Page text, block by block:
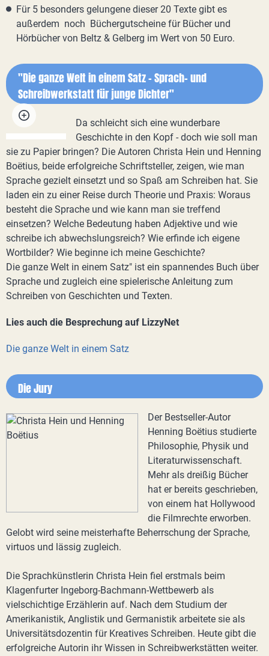
Für 5 besonders gelungene dieser 20 Texte gibt es
außerdem noch Büchergutscheine für Bücher und
Hörbücher von Beltz & Gelberg im Wert von 50 Euro.
"Die ganze Welt in einem Satz - Sprach- und
Schreibwerkstatt für junge Dichter"
Da schleicht sich eine wunderbare
Geschichte in den Kopf - doch wie soll man
sie zu Papier bringen? Die Autoren Christa Hein und Henning
Boëtius, beide erfolgreiche Schriftsteller, zeigen, wie man
Sprache gezielt einsetzt und so Spaß am Schreiben hat. Sie
laden ein zu einer Reise durch Theorie und Praxis: Woraus
besteht die Sprache und wie kann man sie treffend
einsetzen? Welche Bedeutung haben Adjektive und wie
schreibe ich abwechslungsreich? Wie erfinde ich eigene
Wortbilder? Wie beginne ich meine Geschichte?
Die ganze Welt in einem Satz" ist ein spannendes Buch über
Sprache und zugleich eine spielerische Anleitung zum
Schreiben von Geschichten und Texten.
Lies auch die Besprechung auf LizzyNet
Die ganze Welt in einem Satz
Die Jury
Der Bestseller-Autor
Henning Boëtius studierte
Philosophie, Physik und
Literaturwissenschaft.
Mehr als dreißig Bücher
hat er bereits geschrieben,
von einem hat Hollywood
die Filmrechte erworben.
Gelobt wird seine meisterhafte Beherrschung der Sprache,
virtuos und lässig zugleich.
Die Sprachkünstlerin Christa Hein fiel erstmals beim
Klagenfurter Ingeborg-Bachmann-Wettbewerb als
vielschichtige Erzählerin auf. Nach dem Studium der
Amerikanistik, Anglistik und Germanistik arbeitete sie als
Universitätsdozentin für Kreatives Schreiben. Heute gibt die
erfolgreiche Autorin ihr Wissen in Schreibwerkstätten weiter.